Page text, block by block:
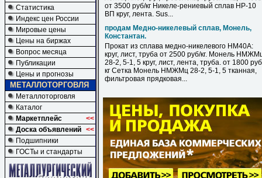
Статистика
Индекс цен России
Мировые цены
Цены на биржах
Вопрос месяца
Публикации
Цены и прогнозы
МЕТАЛЛОТОРГОВЛЯ
Металлоторговля
Каталог
Маркетплейс
<<
Доска объявлений <<
Подшипники
ГОСТы и стандарты
от 3500 руб/кг Никеле-рениевый сплав НР-10
ВП круг, лента. Sus...
продам Медно-никелевый сплав, Монель,
Константан.
Прокат из сплава медно-никелевого НМ40А:
круг, лист, труба от 2500 руб/кг. Монель
28-2, 5-1, 5 круг, лист, лента, труба. от 1800
кг Сетка Монель НМЖМц 28-2, 5-1, 5 тканная,
фильтровая прядковая...